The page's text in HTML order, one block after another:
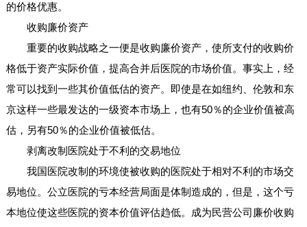
的价格优惠。
收购廉价资产
重要的收购战略之一便是收购廉价资产，使所支付的收购价
格低于资产实际价值，提高合并后医院的市场价值。事实上，经
常可以找到一些其价值低估的资产。即使是在如纽约、伦敦和东
京这样一些最发达的一级资本市场上，也有50％的企业价值被高
估，另有50％的企业价值被低估。
剥离改制医院处于不利的交易地位
我国医院改制的环境使被收购的医院处于相对不利的市场交
易地位。公立医院的亏本经营局面是体制造成的，但是，这个亏
本地位使这些医院的资本价值评估趋低。成为民营公司廉价收购